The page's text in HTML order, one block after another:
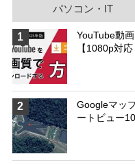
パソコン・IT
1
YouTube動
【1080p対
2
Googleマッ
ートビュー